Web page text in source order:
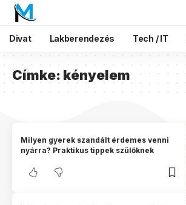
Divat Lakberendezés Tech / IT
Címke: kényelem
Milyen gyerek szandált érdemes venni
nyárra? Praktikus tippek szülőknek